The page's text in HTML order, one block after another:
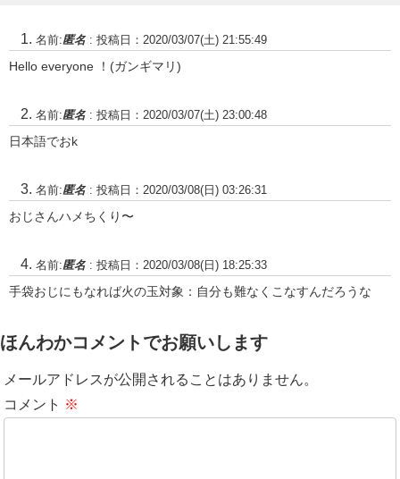
名前:匿名 : 投稿日：2020/03/07(土) 21:55:49
Hello everyone ！(ガンギマリ)
名前:匿名 : 投稿日：2020/03/07(土) 23:00:48
日本語でおk
名前:匿名 : 投稿日：2020/03/08(日) 03:26:31
おじさんハメちくり〜
名前:匿名 : 投稿日：2020/03/08(日) 18:25:33
手袋おじにもなれば火の玉対象：自分も難なくこなすんだろうな
ほんわかコメントでお願いします
メールアドレスが公開されることはありません。
コメント ※